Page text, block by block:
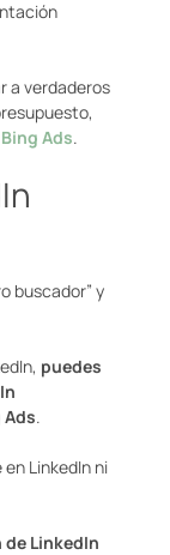
a verdaderos
Ads.
buscador” y
puedes
.
LinkedIn ni
LinkedIn